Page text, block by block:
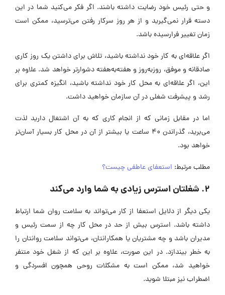
و حتی رئیس خود رضایت داشته باشند. اگر فکر می‌کنید شما در این
دسته قرار نمی‌گیرید و از هر روز سرکار رفتن می‌ترسید، ممکن است
زمان تغییر فرارسیده باشد.
اگر علاقه‌ای به کار خود نداشته باشید، تلاش برای داشتن یک روز کاری
صادقانه و موفق، روزبه‌روز و هفته‌به‌هفته دشوارتر خواهد شد. علاوه بر
این، اگر علاقه‌ای به محل کار خود نداشته باشید، انگیزه کمتری برای
رشد و پیشرفت شغلی در آن سازمان خواهید داشت.
اما در مقابل زمانی که از انجام کاری که به آن اشتغال دارید لذت
می‌برید، گذراندن 40 ساعت یا بیشتر از آن در محل کار بسیار آسان‌تر
خواهد بود.
مطلب مرتبط: استعفای عاطفی چیست؟
2. شغلتان استرس زیادی به شما وارد می‌کند
یکی دیگر از دلایل استعفا از کار می‌تواند به سلامت روان شما ارتباط
داشته باشد. استرس بیش از حد در محل کار چه از سمت رئیس و
مدیران باشد و چه مشتریان یا همکارانتان، می‌تواند سلامت روانتان را
به خطر بیندازد. در این صورت، علاوه بر این که از شغل خود متنفر
خواهید شد، ممکن است به مشکلات روحی همچون افسردگی و
اضطراب نیز مبتلا شوید.